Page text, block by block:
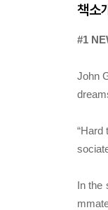
책소
#1
John
“Hard
In the